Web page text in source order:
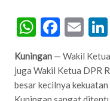
Kuningan — Wakil
juga Wakil Ketua DPR
besar kecilnya